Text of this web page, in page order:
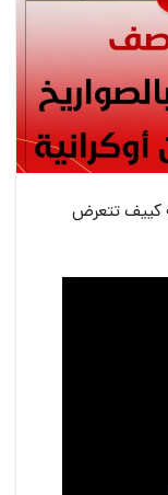
كييف تتعرض